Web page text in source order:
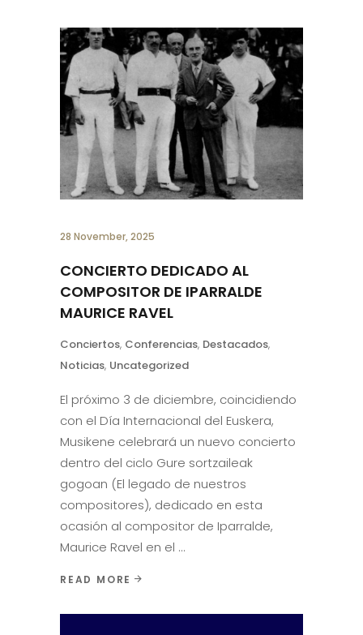
28 November, 2025
CONCIERTO DEDICADO AL
COMPOSITOR DE IPARRALDE
MAURICE RAVEL
Conciertos, Conferencias, Destacados,
Noticias, Uncategorized
El próximo 3 de diciembre, coincidiendo
con el Día Internacional del Euskera,
Musikene celebrará un nuevo concierto
dentro del ciclo Gure sortzaileak
gogoan (El legado de nuestros
compositores), dedicado en esta
ocasión al compositor de Iparralde,
Maurice Ravel en el
READ MORE